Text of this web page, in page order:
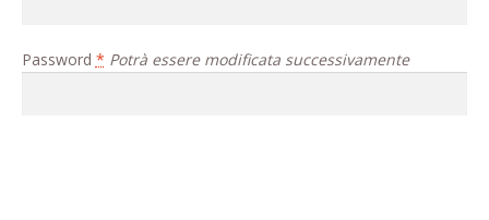
Informativa estesa cookie
Password * Potrà essere modificata successivamente